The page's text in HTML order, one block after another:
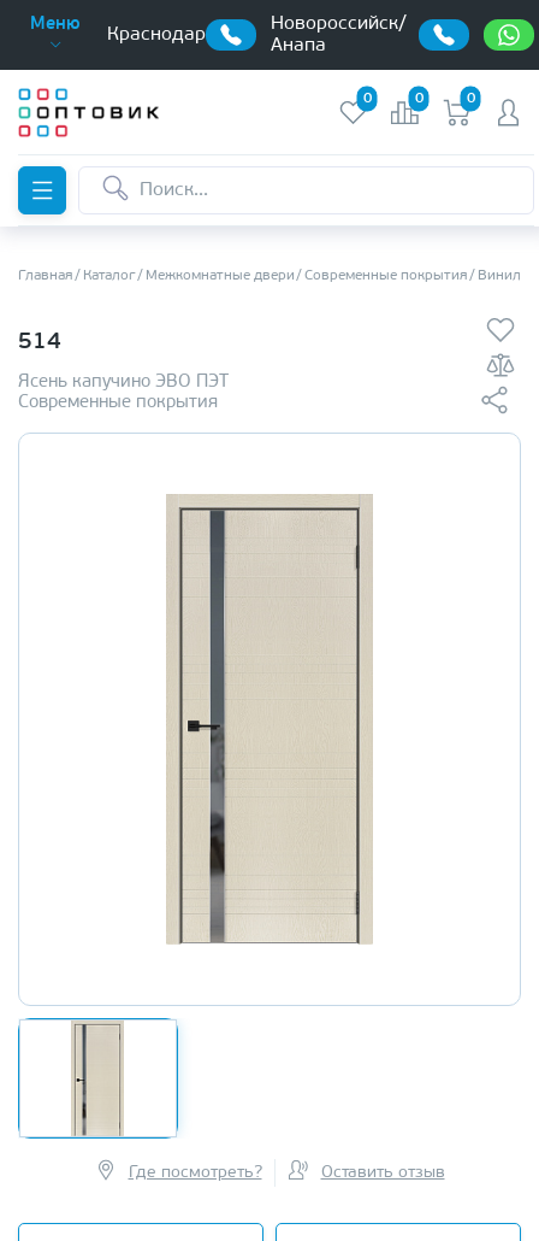
Меню
Краснодар
Новороссийск/
Анапа
0 0 0
Главная Каталог Межкомнатные двери Современные покрытия
514
Ясень капучино ЭВО ПЭТ
Современные покрытия
Где посмотреть? Оставить отзыв